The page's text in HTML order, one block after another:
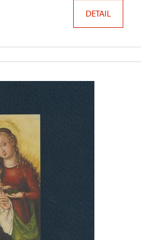
DETAIL